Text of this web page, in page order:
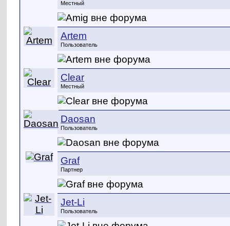
Местный
Artem
Пользователь
Clear
Местный
Daosan
Пользователь
Graf
Партнер
Jet-Li
Пользователь